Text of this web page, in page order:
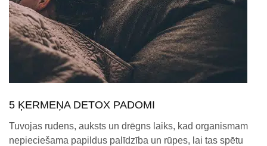
5 ĶERMEŅA DETOX PADOMI
Tuvojas rudens, auksts un drēgns laiks, kad organismam
nepieciešama papildus palīdzība un rūpes, lai tas spētu